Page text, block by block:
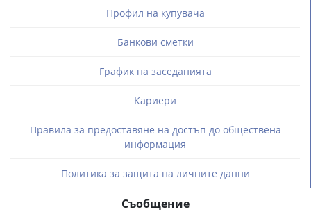
Профил на купувача
Банкови сметки
График на заседанията
Кариери
Правила за предоставяне на достъп до обществена
информация
Политика за защита на личните данни
Съобщение